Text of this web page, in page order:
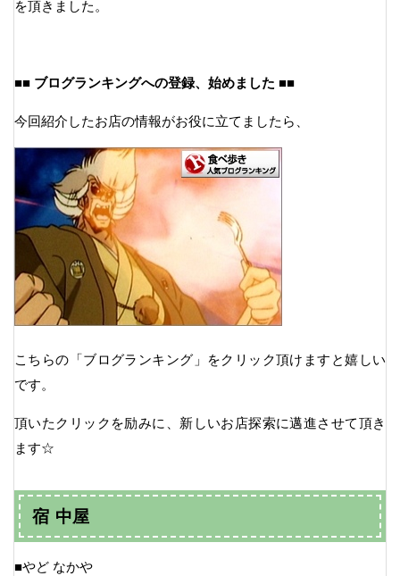
を頂きました。
■■ ブログランキングへの登録、始めました ■■
今回紹介したお店の情報がお役に立てましたら、
こちらの「ブログランキング」をクリック頂けますと嬉しい
です。
頂いたクリックを励みに、新しいお店探索に邁進させて頂き
ます☆
宿 中屋
■やど なかや